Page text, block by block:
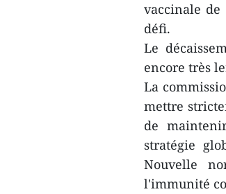
vaccinale de
défi.
Le
encore très
La
mettre
de
stratégie
Nouvelle
l'immunité